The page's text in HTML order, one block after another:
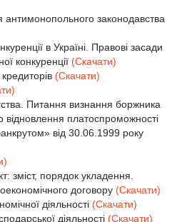
антимонопольного законодавства
в Україні. Правові засади
конкуренції (Скачати)
(Скачати)
Питання визнання боржника
платоспроможності
від 30.06.1999 року
зміст, порядок укладення.
договору (Скачати)
діяльності (Скачати)
діяльності (Скачати)